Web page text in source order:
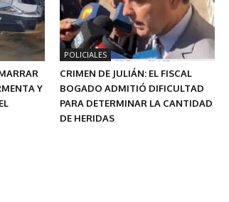
Y
POLICIALES
CRIMEN DE JULIÁN: EL FISCAL
BOGADO ADMITIÓ DIFICULTAD
PARA DETERMINAR LA CANTIDAD
DE HERIDAS